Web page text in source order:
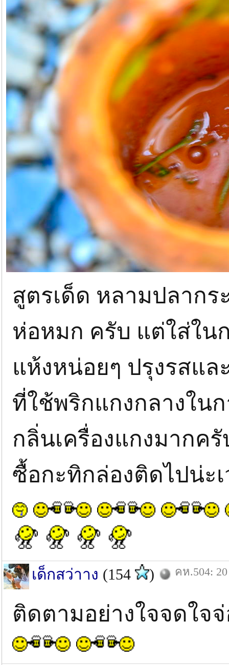
สูตรเด็ด หลามปลาก
ห่อหมก ครับ แต่ใส่ใน
แห้งหน่อยๆ ปรุงรสแล
ที่ใช้พริกแกงกลางใน
กลิ่นเครื่องแกงมากค
ซื้อกะทิกล่องติดไปน่ะ
เด็กสว่าาง (154 ) คห.504:
ติดตามอย่างใจจดใจ